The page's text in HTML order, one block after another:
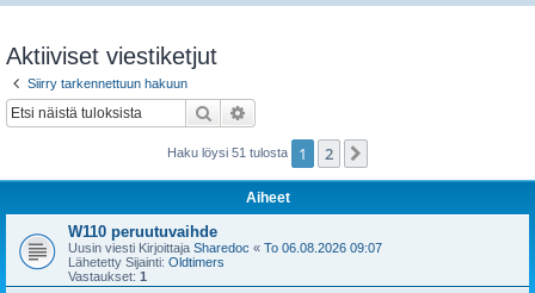
Aktiiviset viestiketjut
Siirry tarkennettuun hakuun
Etsi
Haku löysi 51 tulosta 1 2
Aiheet
W110 peruutuvaihde
Uusin viesti Kirjoittaja Sharedoc « To 06.08.2026 09:07
Lähetetty Sijainti: Oldtimers
Vastaukset: 1